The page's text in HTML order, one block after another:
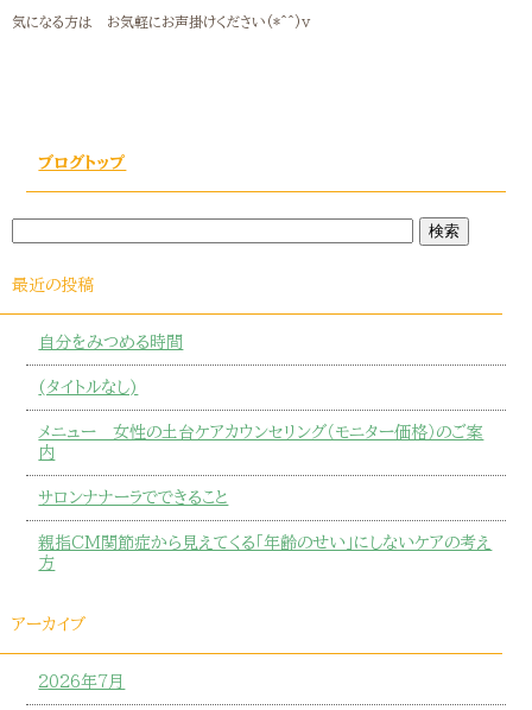
気になる方は お気軽にお声掛けください(*^^)v
ブログトップ
最近の投稿
自分をみつめる時間
(タイトルなし)
メニュー 女性の土台ケアカウンセリング（モニター価格）のご案
内
サロンナナーラでできること
親指CM関節症から見えてくる「年齢のせい」にしないケアの考え
方
アーカイブ
2026年7月